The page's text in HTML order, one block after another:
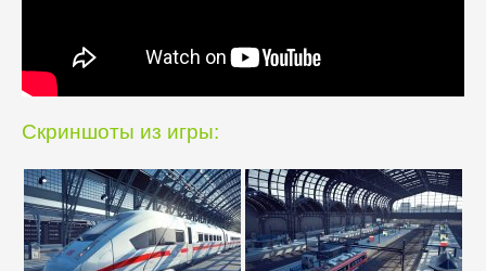
Скриншоты из игры: